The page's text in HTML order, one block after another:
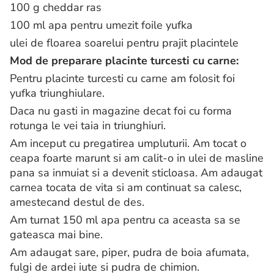
100 g cheddar ras
100 ml apa pentru umezit foile yufka
ulei de floarea soarelui pentru prajit placintele
Mod de preparare placinte turcesti cu carne:
Pentru placinte turcesti cu carne am folosit foi
yufka triunghiulare.
Daca nu gasti in magazine decat foi cu forma
rotunga le vei taia in triunghiuri.
Am inceput cu pregatirea umpluturii. Am tocat o
ceapa foarte marunt si am calit-o in ulei de masline
pana sa inmuiat si a devenit sticloasa. Am adaugat
carnea tocata de vita si am continuat sa calesc,
amestecand destul de des.
Am turnat 150 ml apa pentru ca aceasta sa se
gateasca mai bine.
Am adaugat sare, piper, pudra de boia afumata,
fulgi de ardei iute si pudra de chimion.